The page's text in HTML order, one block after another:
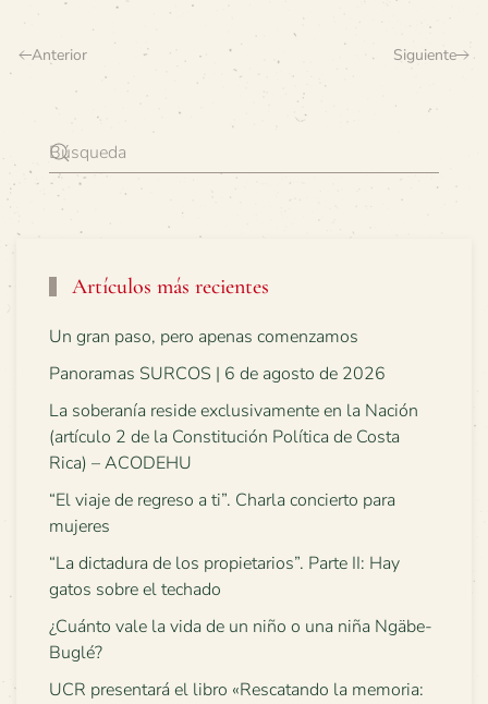
Anterior Siguiente
Artículos más recientes
Un gran paso, pero apenas comenzamos
Panoramas SURCOS | 6 de agosto de 2026
La soberanía reside exclusivamente en la Nación
(artículo 2 de la Constitución Política de Costa
Rica) – ACODEHU
“El viaje de regreso a ti”. Charla concierto para
mujeres
“La dictadura de los propietarios”. Parte II: Hay
gatos sobre el techado
¿Cuánto vale la vida de un niño o una niña Ngäbe-
Buglé?
UCR presentará el libro «Rescatando la memoria: